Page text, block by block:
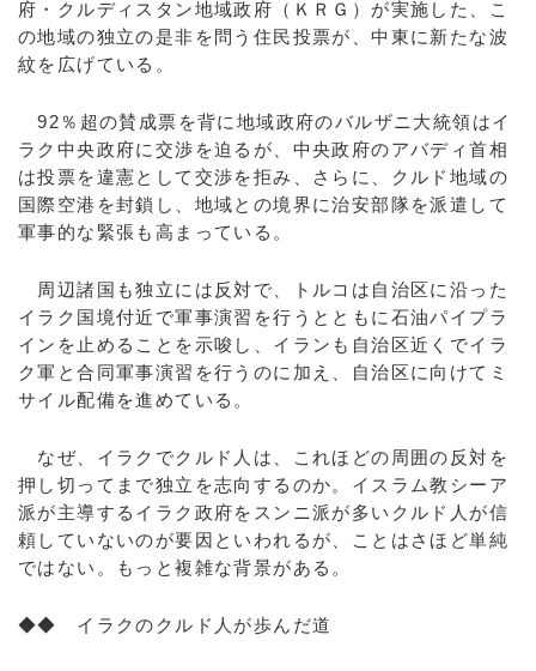
府・クルディスタン地域政府（ＫＲＧ）が実施した、こ
の地域の独立の是非を問う住民投票が、中東に新たな波
紋を広げている。
92％超の賛成票を背に地域政府のバルザニ大統領はイ
ラク中央政府に交渉を迫るが、中央政府のアバディ首相
は投票を違憲として交渉を拒み、さらに、クルド地域の
国際空港を封鎖し、地域との境界に治安部隊を派遣して
軍事的な緊張も高まっている。
周辺諸国も独立には反対で、トルコは自治区に沿った
イラク国境付近で軍事演習を行うとともに石油パイプラ
インを止めることを示唆し、イランも自治区近くでイラ
ク軍と合同軍事演習を行うのに加え、自治区に向けてミ
サイル配備を進めている。
なぜ、イラクでクルド人は、これほどの周囲の反対を
押し切ってまで独立を志向するのか。イスラム教シーア
派が主導するイラク政府をスンニ派が多いクルド人が信
頼していないのが要因といわれるが、ことはさほど単純
ではない。もっと複雑な背景がある。
◆◆ イラクのクルド人が歩んだ道